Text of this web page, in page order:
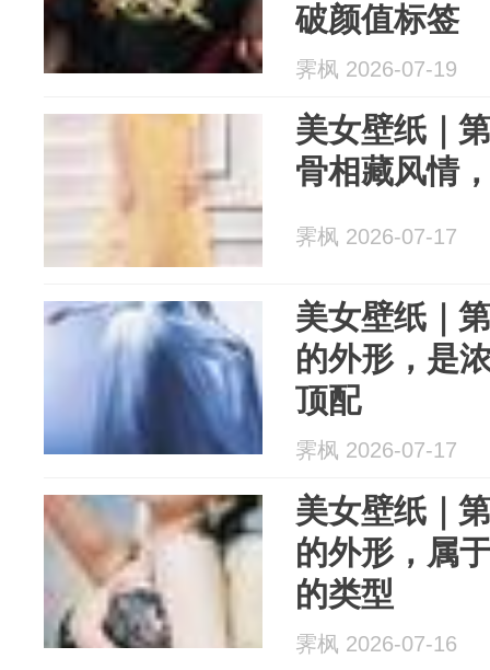
破颜值标签
霁枫 2026-07-19
美女壁纸｜
骨相藏风情
霁枫 2026-07-17
美女壁纸｜
的外形，是
顶配
霁枫 2026-07-17
美女壁纸｜
的外形，属
的类型
霁枫 2026-07-16